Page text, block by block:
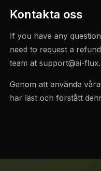
Kontakta oss
If you have any
need to request a
team at support@ai-
Genom att använda
har läst och förstått